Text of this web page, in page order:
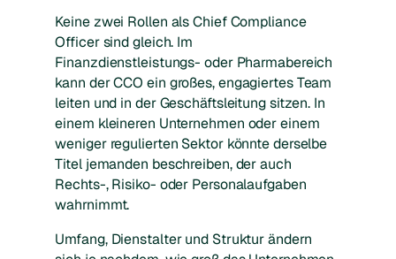
Keine zwei Rollen als Chief Compliance
Officer sind gleich. Im
Finanzdienstleistungs- oder Pharmabereich
kann der CCO ein großes, engagiertes Team
leiten und in der Geschäftsleitung sitzen. In
einem kleineren Unternehmen oder einem
weniger regulierten Sektor könnte derselbe
Titel jemanden beschreiben, der auch
Rechts-, Risiko- oder Personalaufgaben
wahrnimmt.
Umfang, Dienstalter und Struktur ändern